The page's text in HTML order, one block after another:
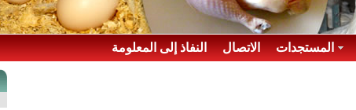
المستجدات الاتصال النفاذ إلى المعلومة